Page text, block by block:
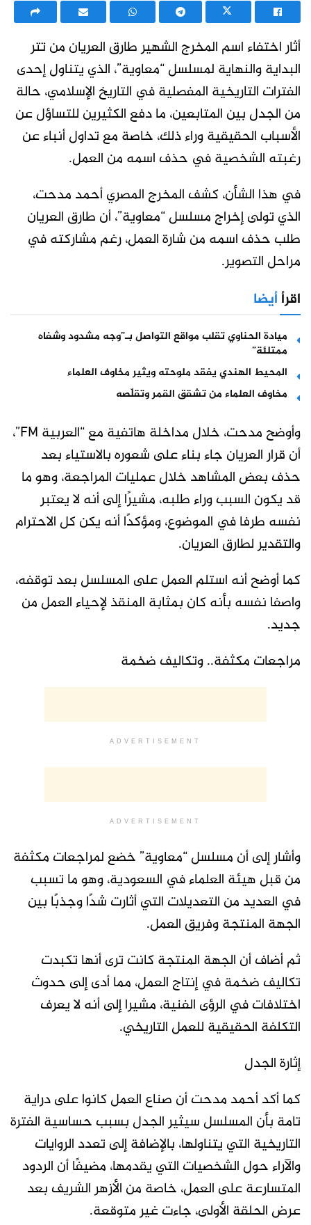
أثار اختفاء اسم المخرج الشهير طارق العريان من تتر
البداية والنهاية لمسلسل “معاوية”، الذي يتناول إحدى
الفترات التاريخية المفصلية في التاريخ الإسلامي، حالة
من الجدل بين المتابعين، ما دفع الكثيرين للتساؤل عن
الأسباب الحقيقية وراء ذلك، خاصة مع تداول أنباء عن
رغبته الشخصية في حذف اسمه من العمل.
في هذا الشأن، كشف المخرج المصري أحمد مدحت،
الذي تولى إخراج مسلسل “معاوية”، أن طارق العريان
طلب حذف اسمه من شارة العمل، رغم مشاركته في
مراحل التصوير.
اقرأأيضا
ميادة الحناوي تقلب مواقع التواصل بـ”وجه مشدود وشفاه
ممتلئة”
المحيط الهندي يفقد ملوحته ويثير مخاوف العلماء
مخاوف العلماء من تشقق القمر وتقلّصه
وأوضح مدحت، خلال مداخلة هاتفية مع “العربية FM”،
أن قرار العريان جاء بناء على شعوره بالاستياء بعد
حذف بعض المشاهد خلال عمليات المراجعة، وهو ما
قد يكون السبب وراء طلبه، مشيرًا إلى أنه لا يعتبر
نفسه طرفا في الموضوع، ومؤكدًا أنه يكن كل الاحترام
والتقدير لطارق العريان.
كما أوضح أنه استلم العمل على المسلسل بعد توقفه،
واصفا نفسه بأنه كان بمثابة المنقذ لإحياء العمل من
جديد.
مراجعات مكثفة.. وتكاليف ضخمة
ADVERTISEMENT
ADVERTISEMENT
وأشار إلى أن مسلسل “معاوية” خضع لمراجعات مكثفة
من قبل هيئة العلماء في السعودية، وهو ما تسبب
في العديد من التعديلات التي أثارت شدًا وجذبًا بين
الجهة المنتجة وفريق العمل.
ثم أضاف أن الجهة المنتجة كانت ترى أنها تكبدت
تكاليف ضخمة في إنتاج العمل، مما أدى إلى حدوث
اختلافات في الرؤى الفنية، مشيرا إلى أنه لا يعرف
التكلفة الحقيقية للعمل التاريخي.
إثارة الجدل
كما أكد أحمد مدحت أن صناع العمل كانوا على دراية
تامة بأن المسلسل سيثير الجدل بسبب حساسية الفترة
التاريخية التي يتناولها، بالإضافة إلى تعدد الروايات
والآراء حول الشخصيات التي يقدمها، مضيفًا أن الردود
المتسارعة على العمل، خاصة من الأزهر الشريف بعد
عرض الحلقة الأولى، جاءت غير متوقعة.